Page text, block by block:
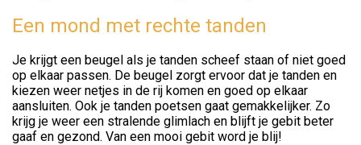
Een mond met rechte tanden
Je krijgt een beugel als je tanden scheef staan of niet goed
op elkaar passen. De beugel zorgt ervoor dat je tanden en
kiezen weer netjes in de rij komen en goed op elkaar
aansluiten. Ook je tanden poetsen gaat gemakkelijker. Zo
krijg je weer een stralende glimlach en blijft je gebit beter
gaaf en gezond. Van een mooi gebit word je blij!